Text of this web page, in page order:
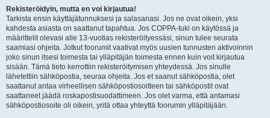
Rekisteröidyin, mutta en voi kirjautua!
Tarkista ensin käyttäjätunnuksesi ja salasanasi. Jos ne ovat oikein, yksi
kahdesta asiasta on saattanut tapahtua. Jos COPPA-tuki on käytössä ja
määrittelit olevasi alle 13-vuotias rekisteröityessäsi, sinun tulee seurata
saamiasi ohjeita. Jotkut foorumit vaativat myös uusien tunnusten aktivoinnin
joko sinun itsesi toimesta tai ylläpitäjän toimesta ennen kuin voit kirjautua
sisään. Tämä tieto kerrottiin rekisteröitymisen yhteydessä. Jos sinulle
lähetettiin sähköpostia, seuraa ohjeita. Jos et saanut sähköpostia, olet
saattanut antaa virheellisen sähköpostiosoitteen tai sähköpostit ovat
saattaneet jäädä roskapostisuodattimeen. Jos olet varma, että antamasi
sähköpostiosoite oli oikein, yritä ottaa yhteyttä foorumin ylläpitäjään.